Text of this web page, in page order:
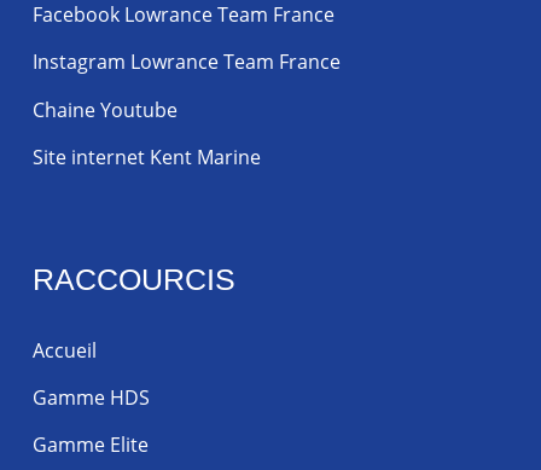
Facebook Lowrance Team France
Instagram Lowrance Team France
Chaine Youtube
Site internet Kent Marine
RACCOURCIS
Accueil
Gamme HDS
Gamme Elite